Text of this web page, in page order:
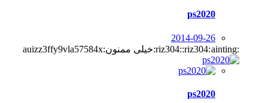
ps2020
2014-09-26
:riz304::riz304:ainting:خیلی ممنون:auizz3ffy9vla57584x
ps2020